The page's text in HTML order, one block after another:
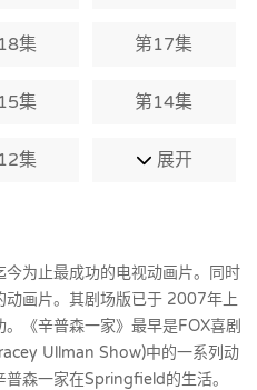
着年代变化。无论情况多困窘，辛
家幸福的住在一起。这部长盛不衰
音，其中包括迈克尔-杰克逊、达斯
”乐队的其中三位成员、英国首相
、美国前总统克林顿、《哈利波
视节目。它对于流行文化的影响
比拟。
集 第17集
集 第14集
集 展开
今为止最成功的电视动画片。同时
动画片。其剧场版已于 2007年上
《辛普森一家》最早是FOX喜剧
Ullman Show)中的一系列动
森一家在Springfield的生活。